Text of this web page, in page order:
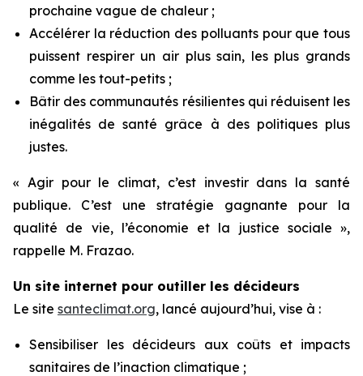
prochaine vague de chaleur ;
Accélérer la réduction des polluants pour que tous
puissent respirer un air plus sain, les plus grands
comme les tout-petits ;
Bâtir des communautés résilientes qui réduisent les
inégalités de santé grâce à des politiques plus
justes.
« Agir pour le climat, c’est investir dans la santé
publique. C’est une stratégie gagnante pour la
qualité de vie, l’économie et la justice sociale »,
rappelle M. Frazao.
Un site internet pour outiller les décideurs
Le site santeclimat.org, lancé aujourd’hui, vise à :
Sensibiliser les décideurs aux coûts et impacts
sanitaires de l’inaction climatique ;